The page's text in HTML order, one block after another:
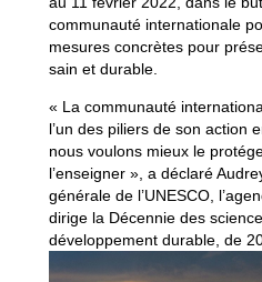
communauté internationale
mesures concrètes pour
sain et durable.
« La communauté
l’un des piliers de son action
nous voulons mieux le
l’enseigner », a déclaré
générale de l’UNESCO,
dirige la Décennie des
développement durable, de